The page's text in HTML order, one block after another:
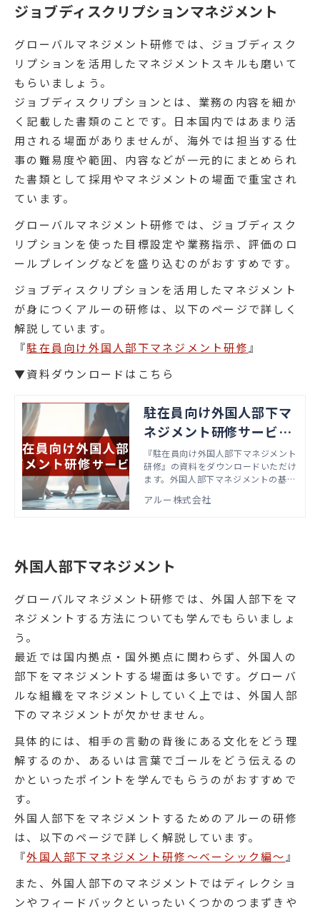
ジョブディスクリプションマネジメント
グローバルマネジメント研修では、ジョブディスク
リプションを活用したマネジメントスキルも磨いて
もらいましょう。
ジョブディスクリプションとは、業務の内容を細か
く記載した書類のことです。日本国内ではあまり活
用される場面がありませんが、海外では担当する仕
事の難易度や範囲、内容などが一元的にまとめられ
た書類として採用やマネジメントの場面で重宝され
ています。
グローバルマネジメント研修では、ジョブディスク
リプションを使った目標設定や業務指示、評価のロ
ールプレイングなどを盛り込むのがおすすめです。
ジョブディスクリプションを活用したマネジメント
が身につくアルーの研修は、以下のページで詳しく
解説しています。
『駐在員向け外国人部下マネジメント研修 』
▼資料ダウンロードはこちら
駐在員向け外国人部下マ
ネジメント研修サービス
資料
『駐在員向け外国人部下マネジメント
研修』の資料をダウンロードいただけ
ます。外国人部下マネジメントの基本
シミュレーション形式で外国人部下マ
アルー株式会社
外国人部下マネジメント
グローバルマネジメント研修では、外国人部下をマ
ネジメントする方法についても学んでもらいましょ
う。
最近では国内拠点・国外拠点に関わらず、外国人の
部下をマネジメントする場面は多いです。グローバ
ルな組織をマネジメントしていく上では、外国人部
下のマネジメントが欠かせません。
具体的には、相手の言動の背後にある文化をどう理
解するのか、あるいは言葉でゴールをどう伝えるの
かといったポイントを学んでもらうのがおすすめで
す。
外国人部下をマネジメントするためのアルーの研修
は、以下のページで詳しく解説しています。
『外国人部下マネジメント研修～ベーシック編～ 』
また、外国人部下のマネジメントではディレクショ
ンやフィードバックといったいくつかのつまずきや